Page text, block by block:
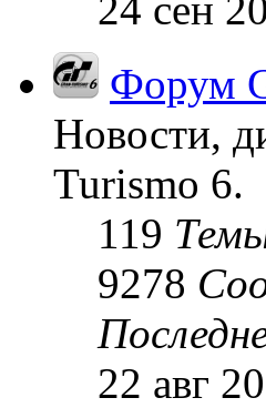
Форум
Новости,
Turismo 6.
119
9278
22 авг